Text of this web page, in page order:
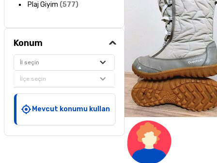
Plaj Giyim (577)
Konum
İl seçin
İlçe seçin
Mevcut konumu kullan